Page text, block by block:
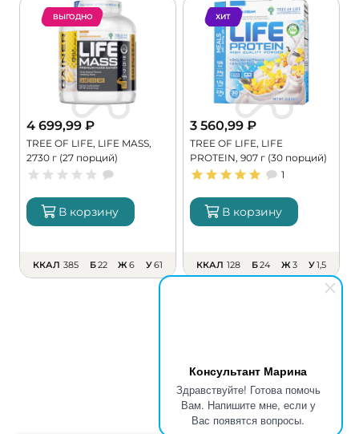
Консультант Марина
Здравствуйте! Готова помочь
Вам. Напишите мне, если у
Вас появятся вопросы.
ВЫГОДНО
4 699,99 ₽
TREE OF LIFE, LIFE MASS,
2730 г (27 порций)
В корзину
ККАЛ 385 Б22 Ж 6 У61
ХИТ
3 560,99 ₽
TREE OF LIFE, LIFE
PROTEIN, 907 г (30 порций)
1
В корзину
ККАЛ 128 Б24 Ж 3 У1,5